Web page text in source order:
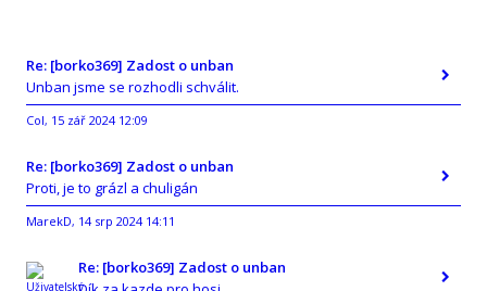
Re: [borko369] Zadost o unban
Unban jsme se rozhodli schválit.
Col, 15 zář 2024 12:09
Re: [borko369] Zadost o unban
Proti, je to grázl a chuligán
MarekD, 14 srp 2024 14:11
Re: [borko369] Zadost o unban